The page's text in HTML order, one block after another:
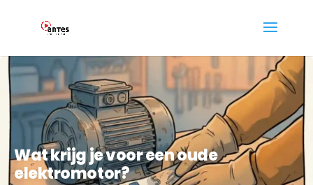
Wat krijg je voor een oude
elektromotor?